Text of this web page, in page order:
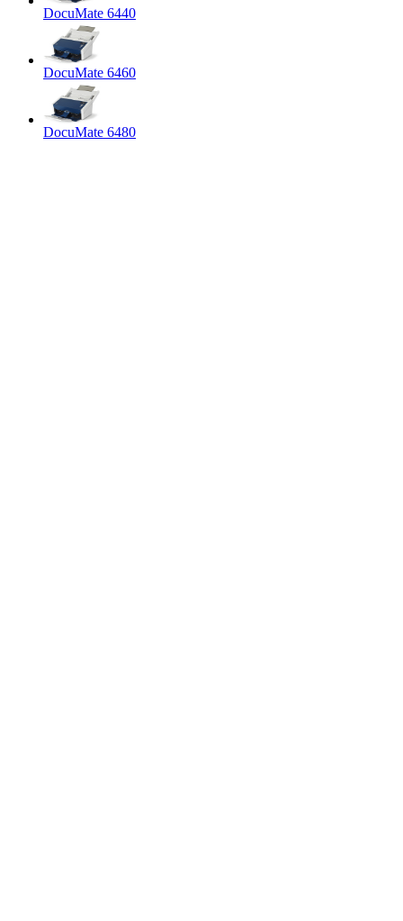
DocuMate 6440
DocuMate 6460
DocuMate 6480